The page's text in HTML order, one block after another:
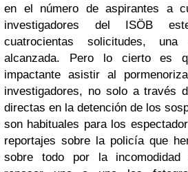
en el número de aspirantes a
investigadores del ISÖB
cuatrocientas solicitudes,
alcanzada. Pero lo cierto es
impactante asistir al
investigadores, no solo a través
directas en la detención de los
son habituales para los
reportajes sobre la policía que
sobre todo por la incomodidad